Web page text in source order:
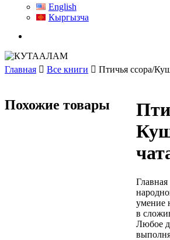
English
Кыргызча
Главная Все книги Птичья ссора/
умение
в
Любое
Похожие товары